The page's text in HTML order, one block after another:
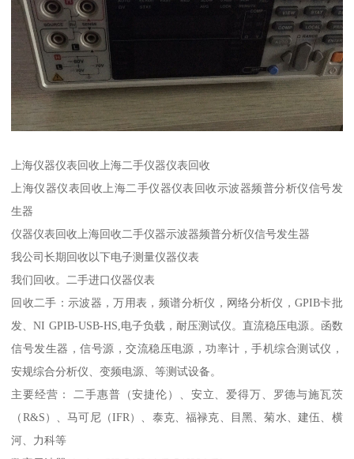
上海仪器仪表回收上海二手仪器仪表回收
上海仪器仪表回收上海二手仪器仪表回收示波器频普分析仪信号发
生器
仪器仪表回收上海回收二手仪器示波器频普分析仪信号发生器
我公司长期回收以下电子测量仪器仪表
我们回收。二手进口仪器仪表
回收二手：示波器，万用表，频谱分析仪，网络分析仪，GPIB卡批
发、NI GPIB-USB-HS,电子负载，耐压测试仪。直流稳压电源。函数
信号发生器，信号源，交流稳压电源，功率计，手机综合测试仪，
安规综合分析仪、变频电源、等测试设备。
主要经营： 二手惠普（安捷伦）、安立、爱得万、罗德与施瓦茨
（R&S）、马可尼（IFR）、泰克、福禄克、目黑、菊水、建伍、横
河、力科等